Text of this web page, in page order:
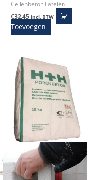
Cellenbeton Lateien
€32,45 incl. BTW
Toevoegen